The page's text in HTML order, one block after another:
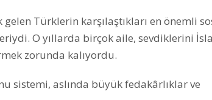
Türklerin karşılaştıkları en önemli
O yıllarda birçok aile, sevdiklerini
zorunda kalıyordu.
sistemi, aslında büyük fedakârlıklar ve